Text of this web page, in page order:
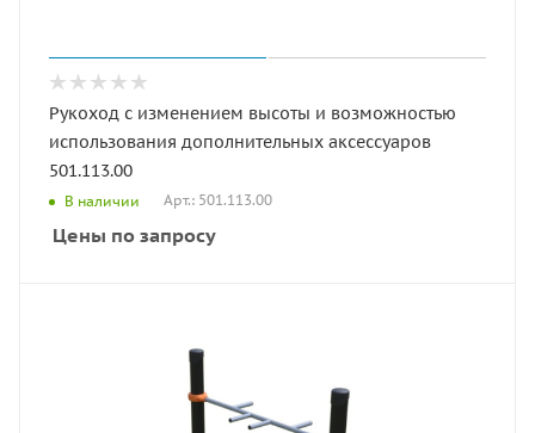
Рукоход с изменением высоты и возможностью
использования дополнительных аксессуаров
501.113.00
В наличии Арт.: 501.113.00
Цены по запросу